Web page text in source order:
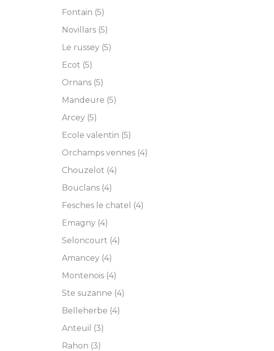
Fontain (5)
Novillars (5)
Le russey (5)
Ecot (5)
Ornans (5)
Mandeure (5)
Arcey (5)
Ecole valentin (5)
Orchamps vennes (4)
Chouzelot (4)
Bouclans (4)
Fesches le chatel (4)
Emagny (4)
Seloncourt (4)
Amancey (4)
Montenois (4)
Ste suzanne (4)
Belleherbe (4)
Anteuil (3)
Rahon (3)